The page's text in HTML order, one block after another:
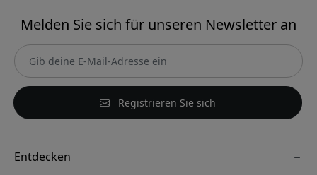
Melden Sie sich für unseren Newsletter an
Registrieren Sie sich
Entdecken